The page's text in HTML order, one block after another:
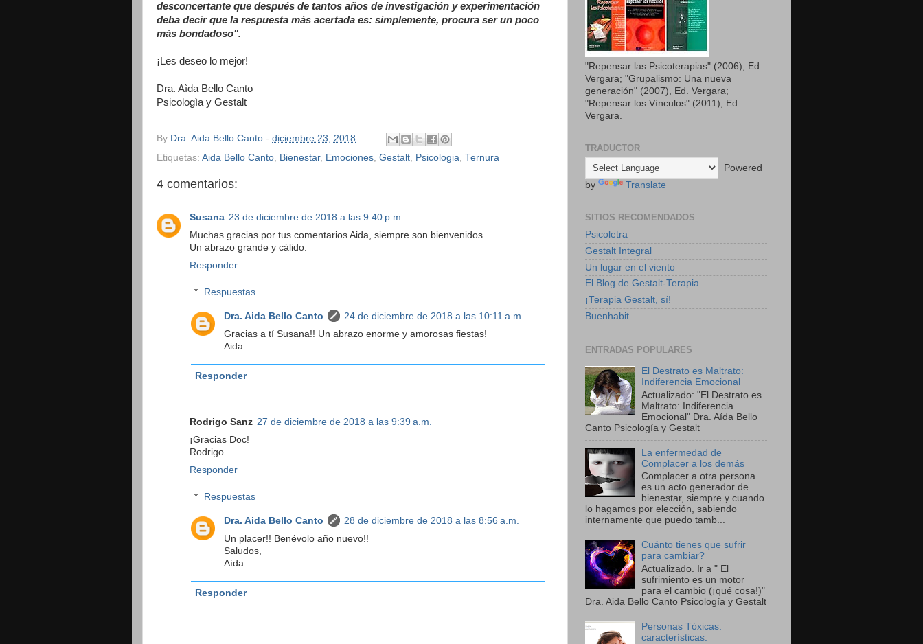
desconcertante que después de tantos años de investigación y experimentación
deba decir que la respuesta más acertada es: simplemente, procura ser un poco
más bondadoso".
¡Les deseo lo mejor!
Dra. Aìda Bello Canto
Psicologìa y Gestalt
By Dra. Aida Bello Canto - diciembre 23, 2018
Etiquetas: Aida Bello Canto Bienestar, Emociones Gestalt Psicologia Ternura
4 comentarios:
Susana 23 de diciembre de 2018 a las 9:40 p.m.
Muchas gracias por tus comentarios Aida, siempre son bienvenidos.
Un abrazo grande y cálido.
Responder
Respuestas
Dra. Aida Bello Canto
24 de diciembre de 2018 a las 10:11 a.m.
Gracias a tí Susana!! Un abrazo enorme y amorosas fiestas!
Aida
Responder
Rodrigo Sanz 27 de diciembre de 2018 a las 9:39 a.m.
¡Gracias Doc!
Rodrigo
Responder
Respuestas
Dra. Aida Bello Canto
28 de diciembre de 2018 a las 8:56 a.m.
Un placer!! Benévolo año nuevo!!
Saludos,
Aída
Responder
"Repensar las Psicoterapias" (2006), Ed.
Vergara; "Grupalismo: Una nueva
generación" (2007), Ed. Vergara;
"Repensar los Vìnculos" (2011), Ed.
Vergara.
TRADUCTOR
Powered
by
Translate
SITIOS RECOMENDADOS
Psicoletra
Gestalt Integral
Un lugar en el viento
El Blog de Gestalt-Terapia
¡Terapia Gestalt, sí!
Buenhabit
ENTRADAS POPULARES
El Destrato es Maltrato:
Indiferencia Emocional
Actualizado: "El Destrato es
Maltrato: Indiferencia
Emocional" Dra. Aída Bello
Canto Psicología y Gestalt
La enfermedad de
Complacer a los demás
Complacer a otra persona
es un acto generador de
bienestar, siempre y cuando
lo hagamos por elección, sabiendo
internamente que puedo tamb...
Cuánto tienes que sufrir
para cambiar?
Actualizado. Ir a " El
sufrimiento es un motor
para el cambio (¡qué cosa!)"
Dra. Aida Bello Canto Psicología y Gestalt
Personas Tóxicas:
características.